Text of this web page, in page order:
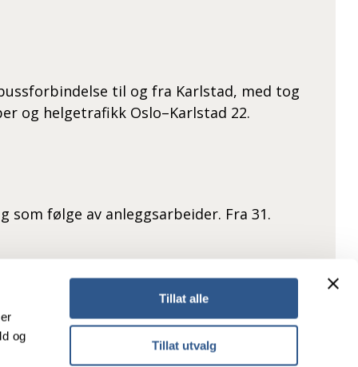
og
Tillat alle
Tillat utvalg
til og fra Karlstad, med tog
og helgetrafikk Oslo–Karlstad 22.
følge av anleggsarbeider. Fra 31.
går det to daglige avganger over
(Charlottenberg grense) og fire
som nå gjelder for testing ved ankomst